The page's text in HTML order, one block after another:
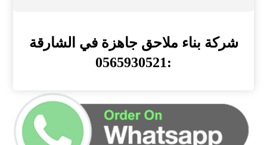
شركة بناء ملاحق جاهزة في الشارقة
:0565930521